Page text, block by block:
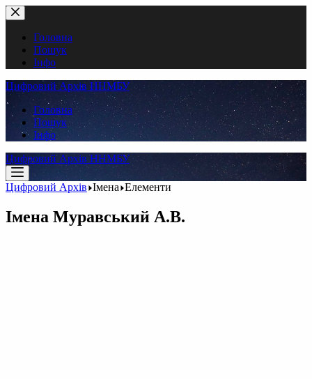
Перейти
до
вмістуГоловна
Пошук
Інфо
Цифровий Архів ННМБУ
Головна
Пошук
Інфо
Цифровий Архів ННМБУ
Цифровий Архів Імена Елементи
Імена Муравський А.В.